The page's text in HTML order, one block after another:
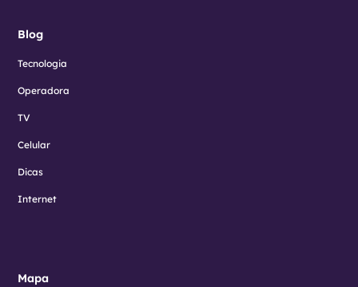
Blog
Tecnologia
Operadora
TV
Celular
Dicas
Internet
Mapa